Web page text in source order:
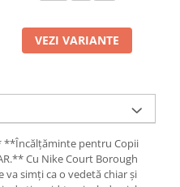
VEZI VARIANTE
pentru Copii
Cu Nike Court Borough
va simți ca o vedetă chiar și